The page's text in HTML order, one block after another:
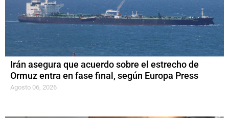
Irán asegura que acuerdo sobre el estrecho de
Ormuz entra en fase final, según Europa Press
Agosto 06, 2026